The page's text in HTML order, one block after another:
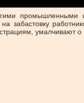
забастовку
умалчивают о